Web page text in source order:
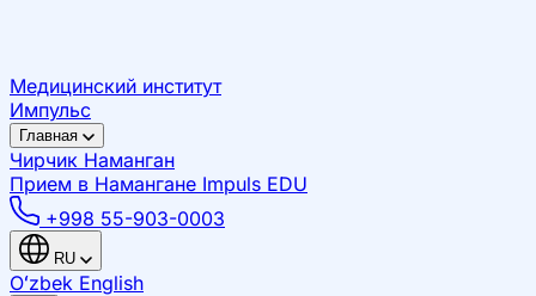
Медицинский институт
Импульс
Главная
Чирчик Наманган
Прием в Намангане Impuls EDU
+998 55-903-0003
RU
Oʻzbek English